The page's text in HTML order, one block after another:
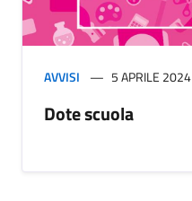
AVVISI 5 APRILE 2024
Dote scuola